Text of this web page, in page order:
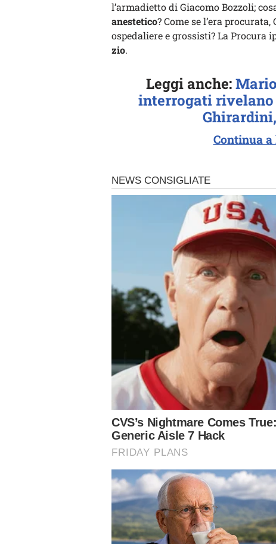
l’armadietto di Giacomo Bozzoli;
anestetico? Come se l’era
ospedaliere e grossisti? La Procura
zio.
Leggi anche:
interrogati
Continua a